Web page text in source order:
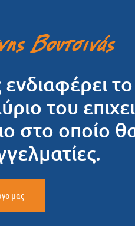
του
στο οποίο
μας